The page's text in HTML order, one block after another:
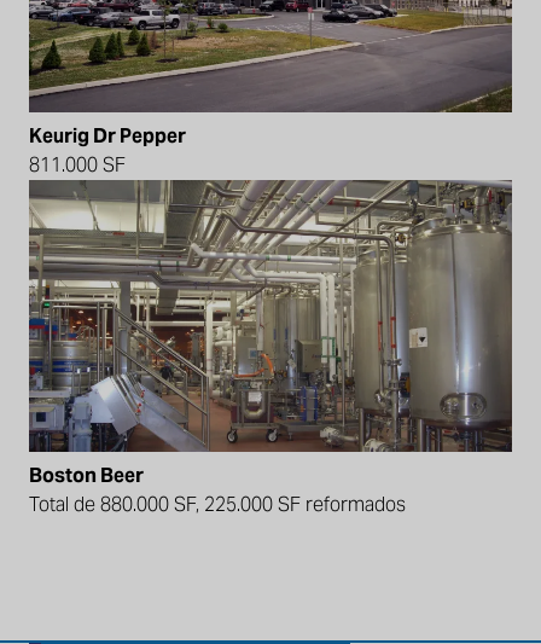
Keurig Dr Pepper
811.000 SF
Boston Beer
Total de 880.000 SF, 225.000 SF reformados